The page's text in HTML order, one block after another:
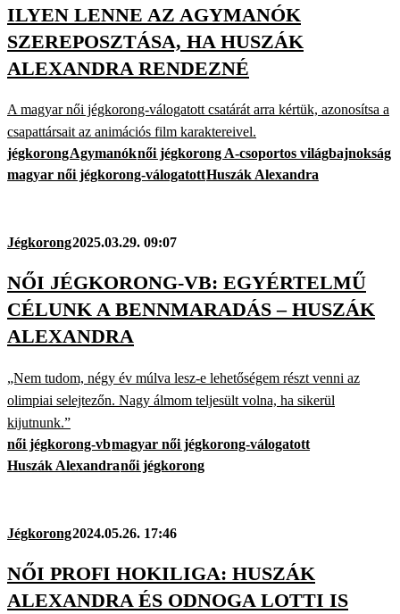
ILYEN LENNE AZ AGYMANÓK
SZEREPOSZTÁSA, HA HUSZÁK
ALEXANDRA RENDEZNÉ
A magyar női jégkorong-válogatott csatárát arra kértük, azonosítsa a
csapattársait az animációs film karaktereivel.
jégkorongAgymanóknői jégkorong A-csoportos világbajnokság
magyar női jégkorong-válogatottHuszák Alexandra
Jégkorong2025.03.29. 09:07
NŐI JÉGKORONG-VB: EGYÉRTELMŰ
CÉLUNK A BENNMARADÁS – HUSZÁK
ALEXANDRA
„Nem tudom, négy év múlva lesz-e lehetőségem részt venni az
olimpiai selejtezőn. Nagy álmom teljesült volna, ha sikerül
kijutnunk.”
női jégkorong-vbmagyar női jégkorong-válogatott
Huszák Alexandranői jégkorong
Jégkorong2024.05.26. 17:46
NŐI PROFI HOKILIGA: HUSZÁK
ALEXANDRA ÉS ODNOGA LOTTI IS